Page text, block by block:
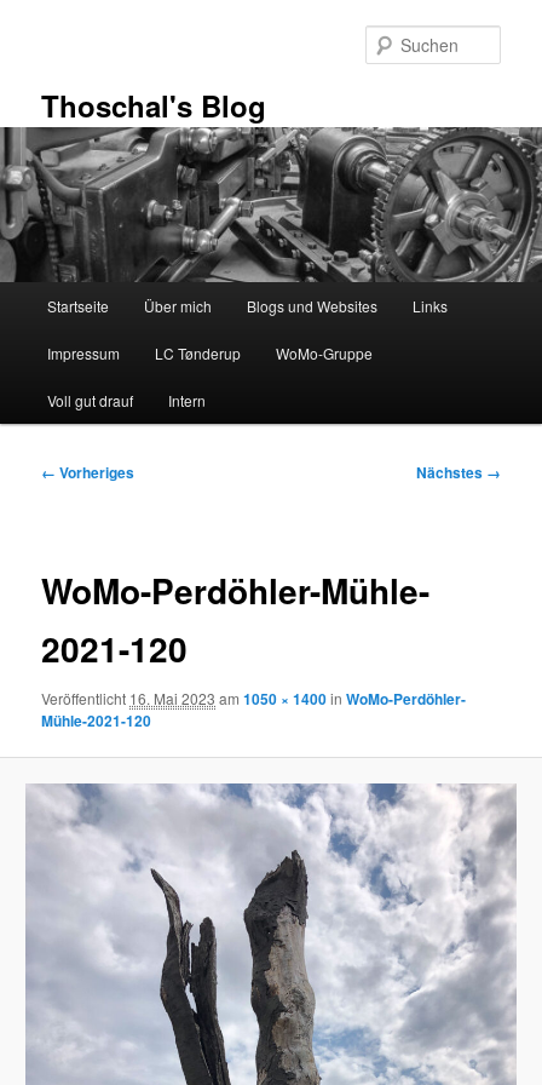
Thoschal's Blog
Startseite Über mich Blogs und Websites Links
Impressum LC Tønderup WoMo-Gruppe
Voll gut drauf Intern
Bilder-
← Vorheriges Nächstes →
WoMo-Perdöhler-Mühle-
2021-120
Veröffentlicht 16. Mai 2023 am1050 × 1400inWoMo-Perdöhler-
Mühle-2021-120